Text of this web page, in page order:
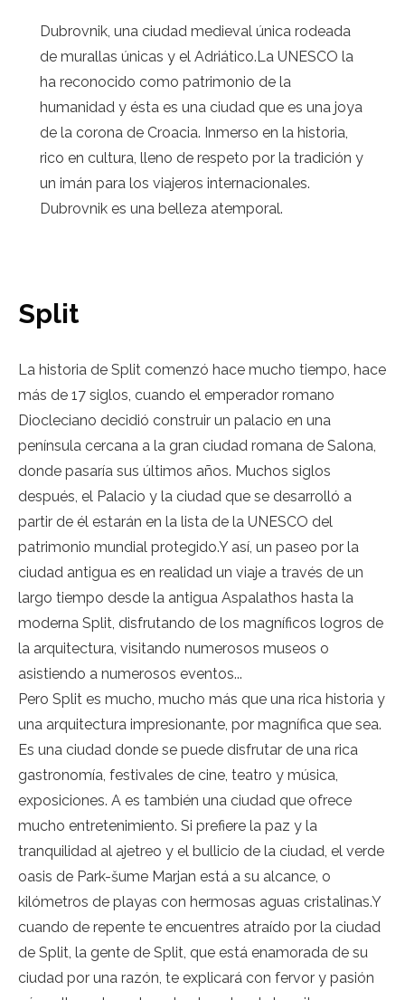
Dubrovnik, una ciudad medieval única rodeada
de murallas únicas y el Adriático.La UNESCO la
ha reconocido como patrimonio de la
humanidad y ésta es una ciudad que es una joya
de la corona de Croacia. Inmerso en la historia,
rico en cultura, lleno de respeto por la tradición y
un imán para los viajeros internacionales.
Dubrovnik es una belleza atemporal.
Split
La historia de Split comenzó hace mucho tiempo, hace
más de 17 siglos, cuando el emperador romano
Diocleciano decidió construir un palacio en una
península cercana a la gran ciudad romana de Salona, ​​
donde pasaría sus últimos años. Muchos siglos
después, el Palacio y la ciudad que se desarrolló a
partir de él estarán en la lista de la UNESCO del
patrimonio mundial protegido.Y así, un paseo por la
ciudad antigua es en realidad un viaje a través de un
largo tiempo desde la antigua Aspalathos hasta la
moderna Split, disfrutando de los magníficos logros de
la arquitectura, visitando numerosos museos o
asistiendo a numerosos eventos...
Pero Split es mucho, mucho más que una rica historia y
una arquitectura impresionante, por magnífica que sea.
Es una ciudad donde se puede disfrutar de una rica
gastronomía, festivales de cine, teatro y música,
exposiciones. A es también una ciudad que ofrece
mucho entretenimiento. Si prefiere la paz y la
tranquilidad al ajetreo y el bullicio de la ciudad, el verde
oasis de Park-šume Marjan está a su alcance, o
kilómetros de playas con hermosas aguas cristalinas.Y
cuando de repente te encuentres atraído por la ciudad
de Split, la gente de Split, que está enamorada de su
ciudad por una razón, te explicará con fervor y pasión